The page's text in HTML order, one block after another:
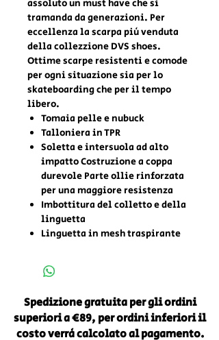
assoluto un must have che si
tramanda da generazioni. Per
eccellenza la scarpa più venduta
della collezzione DVS shoes.
Ottime scarpe resistenti e comode
per ogni situazione sia per lo
skateboarding che per il tempo
libero.
Tomaia pelle e nubuck
Talloniera in TPR
Soletta e intersuola ad alto
impatto Costruzione a coppa
durevole Parte ollie rinforzata
per una maggiore resistenza
Imbottitura del colletto e della
linguetta
Linguetta in mesh traspirante
Spedizione gratuita per gli ordini
superiori a €89, per ordini inferiori il
costo verrà calcolato al pagamento.